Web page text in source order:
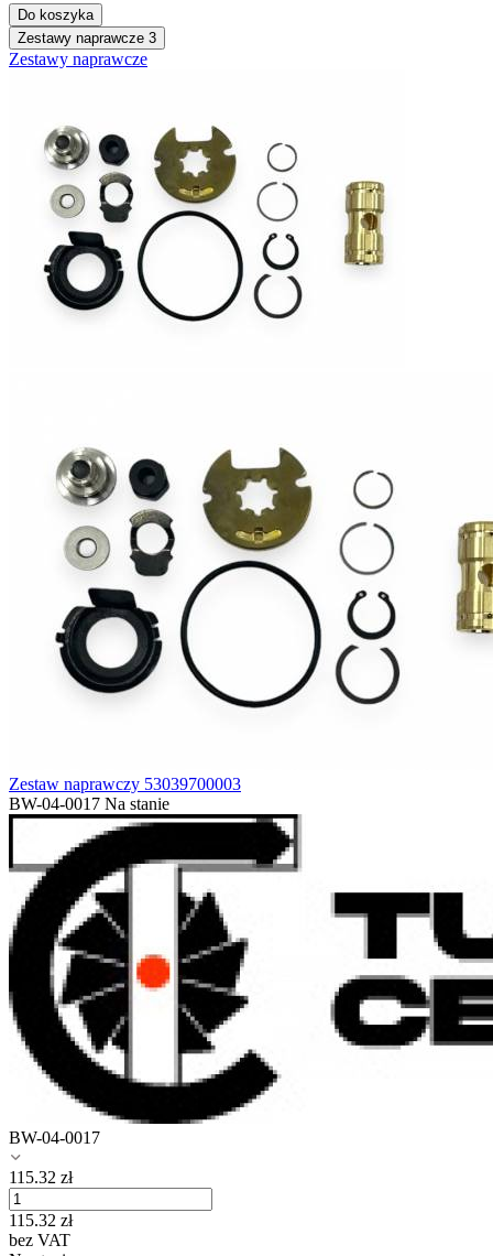
Do koszyka
Zestawy naprawcze 3
Zestawy naprawcze
Zestaw naprawczy 53039700003
BW-04-0017 Na stanie
BW-04-0017
115.32 zł
115.32 zł
bez VAT